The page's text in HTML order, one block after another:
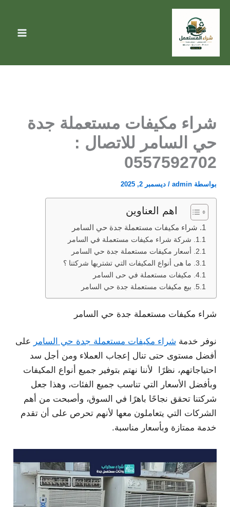
تخطي
المحتوى
شراء مكيفات مستعملة جدة
حي السامر للاتصال :
0557592702
بواسطة admin
/ديسمبر 2, 2025
اهم العناوين
شراء مكيفات مستعملة جدة حي السامر
شركة شراء مكيفات مستعملة في السامر
أسعار مكيفات مستعملة جدة حي السامر
ما هى أنواع المكيفات التي تشتريها شركتنا ؟
مكيفات مستعملة في حى السامر
بيع مكيفات مستعملة جدة حي السامر
شراء مكيفات مستعملة جدة حي السامر
نوفر خدمة شراء مكيفات مستعملة جدة حي السامر على
أفضل مستوى حتى تنال إعجاب العملاء ومن أجل سد
احتياجاتهم، نظرًا لأننا نهتم بتوفير جميع أنواع المكيفات
وبأفضل الأسعار التي تناسب جميع الفئات، وهذا جعل
شركتنا تحقق نجاحًا باهرًا في السوق، وأصبحت من أهم
الشركات التي يتعاملون معها لأنهم تحرص على أن تقدم
خدمة ممتازة وبأسعار مناسبة.